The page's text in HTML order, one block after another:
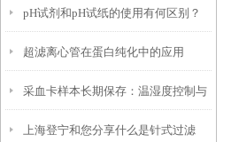
Whatman™定量滤纸的选择与应用
pH试剂和pH试纸的使用有何区别？
超滤离心管在蛋白纯化中的应用
采血卡样本长期保存：温湿度控制与
防紫外线照射要点
上海登宁和您分享什么是针式过滤